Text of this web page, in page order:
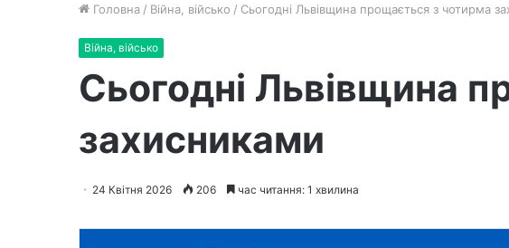
Головна / Війна, військо / Сьогодні Львівщина прощається з чотирма
Війна, військо
Сьогодні Львівщина
захисниками
24 Квітня 2026 206 час читання: 1 хвилина